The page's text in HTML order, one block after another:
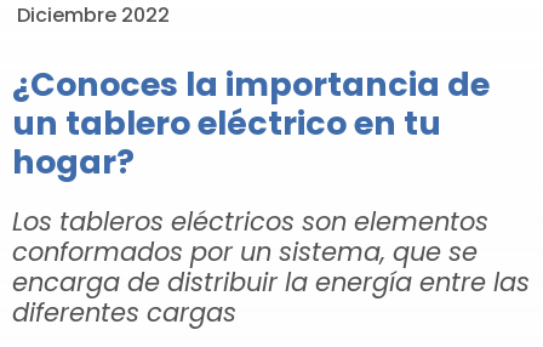
Diciembre 2022
¿Conoces la importancia de
un tablero eléctrico en tu
hogar?
Los tableros eléctricos son elementos
conformados por un sistema, que se
encarga de distribuir la energía entre las
diferentes cargas